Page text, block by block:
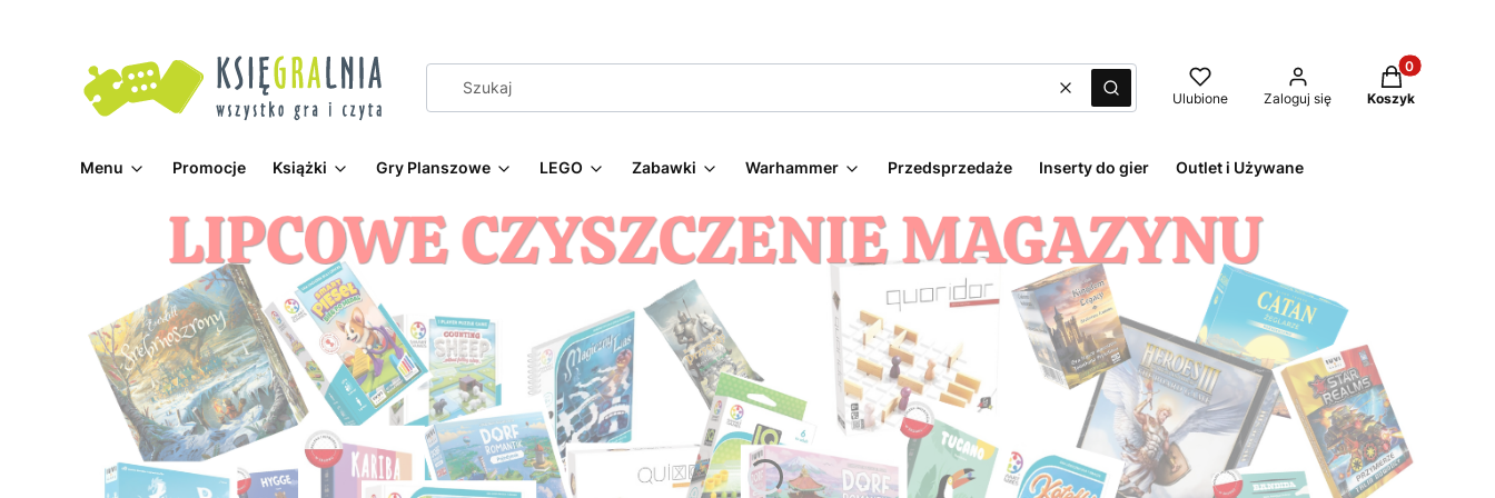
WyczyśćSzukaj Ulubione Zaloguj się
Produkty w
Koszyk
Menu Promocje Książki Gry Planszowe LEGO Zabawki Warhammer Przedsprzedaże Inserty do gier Outlet i Używane